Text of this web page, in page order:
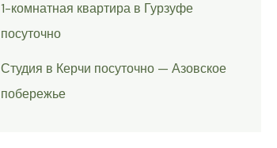
1-комнатная квартира в Гурзуфе
посуточно
Студия в Керчи посуточно — Азовское
побережье